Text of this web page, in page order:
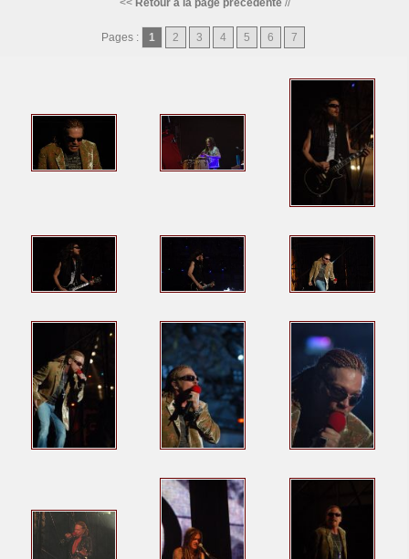
<< Retour à la page précédente//
Pages : 1 2 3 4 5 6 7